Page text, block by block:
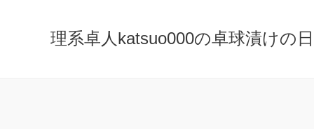
理系卓人katsuo000の卓球漬けの